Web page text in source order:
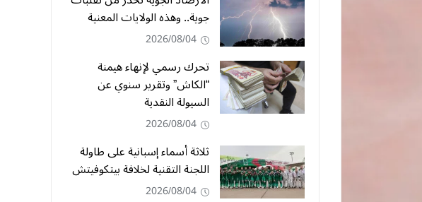
جوية.. وهذه الولايات المعنية
2026/08/04
تحرك رسمي لإنهاء هيمنة
“الكاش” وتقرير سنوي عن
السيولة النقدية
2026/08/04
ثلاثة أسماء إسبانية على طاولة
اللجنة التقنية لخلافة بيتكوفيتش
2026/08/04